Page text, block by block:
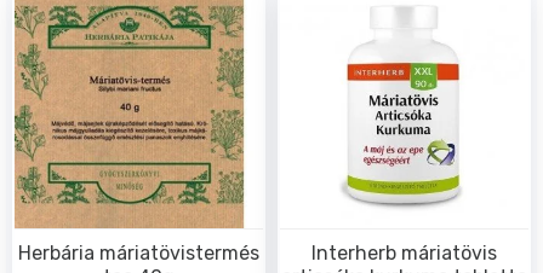
Herbária máriatövistermés
Interherb máriatövis